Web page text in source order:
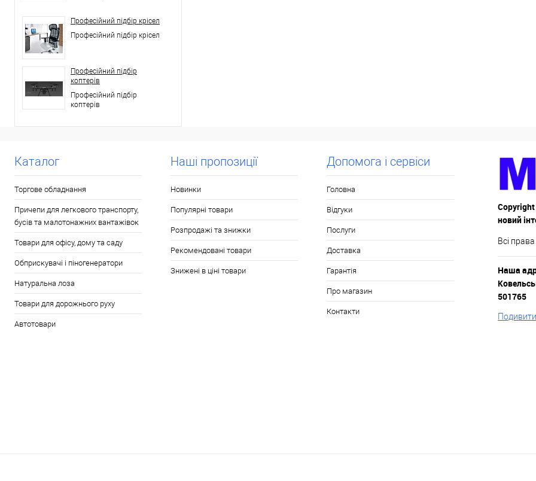
Професійний підбір крісел
Професійний підбір крісел
Професійний підбір
коптерів
Професійний підбір
коптерів
Каталог
Торгове обладнання
Причепи для легкового транспорту,
бусів та малотонажних вантажівок
Товари для офісу, дому та саду
Обприскувачі і піногенератори
Натуральна лоза
Товари для дорожнього руху
Автотовари
Наші пропозиції
Новинки
Популярні товари
Розпродажі та знижки
Рекомендовані товари
Знижені в ціні товари
Допомога і сервіси
Головна
Відгуки
Послуги
Доставка
Гарантія
Про магазин
Контакти
новий
Всі
Наша
501765